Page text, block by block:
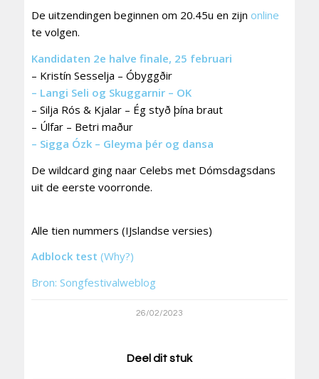
De uitzendingen beginnen om 20.45u en zijn online
te volgen.
Kandidaten 2e halve finale, 25 februari
– Kristín Sesselja – Óbyggðir
– Langi Seli og Skuggarnir – OK
– Silja Rós & Kjalar – Ég styð þína braut
– Úlfar – Betri maður
– Sigga Ózk – Gleyma þér og dansa
De wildcard ging naar Celebs met Dómsdagsdans
uit de eerste voorronde.
Alle tien nummers (IJslandse versies)
Adblock test (Why?)
Bron: Songfestivalweblog
26/02/2023
Deel dit stuk